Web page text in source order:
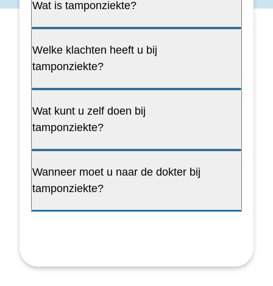
Wat is tamponziekte?
Welke klachten heeft u bij
tamponziekte?
Wat kunt u zelf doen bij
tamponziekte?
Wanneer moet u naar de dokter bij
tamponziekte?